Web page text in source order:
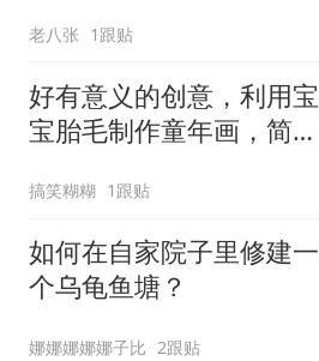
老八张 1跟贴
好有意义的创意，利用宝
宝胎毛制作童年画，简直
搞笑糊糊 1跟贴
如何在自家院子里修建一
个乌龟鱼塘？
娜娜娜娜娜子比 2跟贴